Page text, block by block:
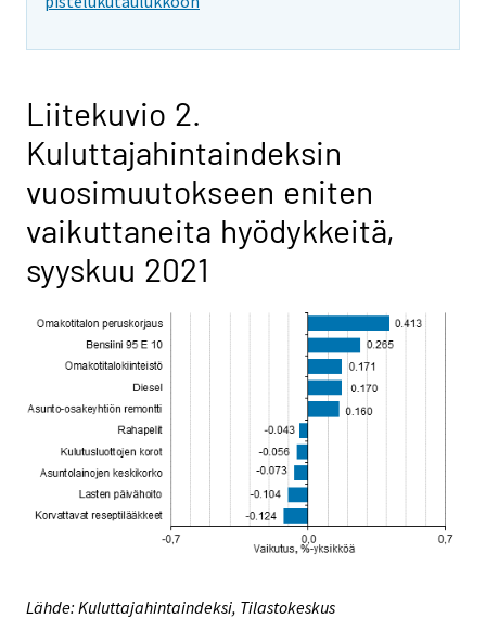
Liitekuvio 2.
Kuluttajahintaindeksin
vuosimuutokseen eniten
vaikuttaneita hyödykkeitä,
syyskuu 2021
Lähde: Kuluttajahintaindeksi, Tilastokeskus